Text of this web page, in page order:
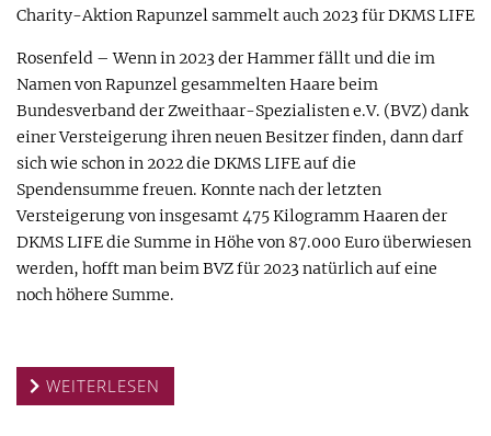
Charity-Aktion Rapunzel sammelt auch 2023 für DKMS LIFE
Rosenfeld – Wenn in 2023 der Hammer fällt und die im
Namen von Rapunzel gesammelten Haare beim
Bundesverband der Zweithaar-Spezialisten e.V. (BVZ) dank
einer Versteigerung ihren neuen Besitzer finden, dann darf
sich wie schon in 2022 die DKMS LIFE auf die
Spendensumme freuen. Konnte nach der letzten
Versteigerung von insgesamt 475 Kilogramm Haaren der
DKMS LIFE die Summe in Höhe von 87.000 Euro überwiesen
werden, hofft man beim BVZ für 2023 natürlich auf eine
noch höhere Summe.
WEITERLESEN